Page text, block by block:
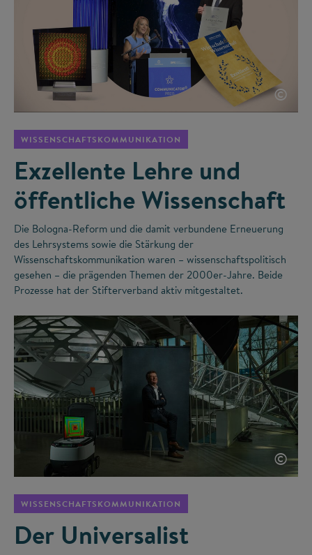
©
WISSENSCHAFTSKOMMUNIKATION
Exzellente Lehre und
öffentliche Wissenschaft
Die Bologna-Reform und die damit verbundene Erneuerung
des Lehrsystems sowie die Stärkung der
Wissenschaftskommunikation waren – wissenschaftspolitisch
gesehen – die prägenden Themen der 2000er-Jahre. Beide
Prozesse hat der Stifterverband aktiv mitgestaltet.
©
WISSENSCHAFTSKOMMUNIKATION
Der Universalist